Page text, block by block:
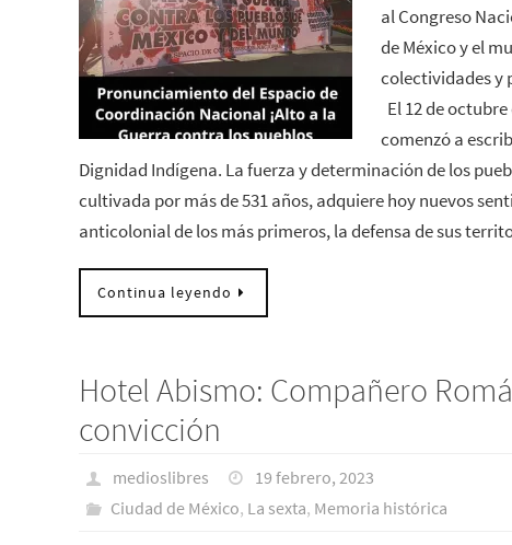
al Congreso
de México y el
colectividades y
El 12 de
comenzó a
Dignidad Indígena. La fuerza y determinación de los
cultivada por más de 531 años, adquiere hoy nuevos
anticolonial de los más primeros, la defensa de sus
Continua leyendo
Hotel Abismo: Compañero
convicción
medioslibres
19 febrero, 2023
Ciudad de México, La sexta, Memoria histórica